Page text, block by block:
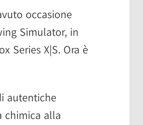
occasione
Simulator, in
Series X|S. Ora è
autentiche
chimica alla